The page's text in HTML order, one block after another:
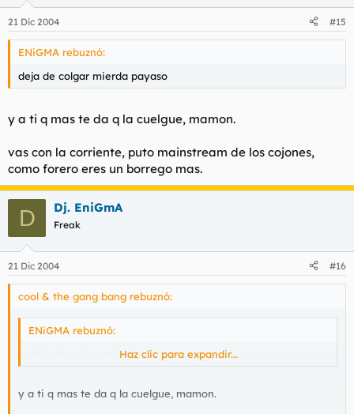
21 Dic 2004 #15
ENiGMA rebuznó:
deja de colgar mierda payaso
y a ti q mas te da q la cuelgue, mamon.
vas con la corriente, puto mainstream de los cojones,
como forero eres un borrego mas.
D Dj. EniGmA
Freak
21 Dic 2004 #16
cool & the gang bang rebuznó:
ENiGMA rebuznó:
deja de colgar mierda payasoHaz clic para expandir...
y a ti q mas te da q la cuelgue, mamon.